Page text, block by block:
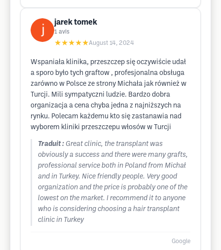
jarek tomek
1 avis
★★★★★August 14, 2024
Wspaniała klinika, przeszczep się oczywiście udał
a sporo było tych graftow , profesjonalna obsługa
zarówno w Polsce ze strony Michała jak również w
Turcji. Mili sympatyczni ludzie. Bardzo dobra
organizacja a cena chyba jedna z najniższych na
rynku. Polecam każdemu kto się zastanawia nad
wyborem kliniki przeszczepu włosów w Turcji
Traduit : Great clinic, the transplant was
obviously a success and there were many grafts,
professional service both in Poland from Michał
and in Turkey. Nice friendly people. Very good
organization and the price is probably one of the
lowest on the market. I recommend it to anyone
who is considering choosing a hair transplant
clinic in Turkey
Google